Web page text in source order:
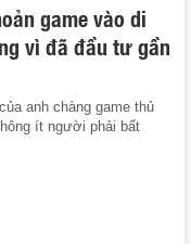
game vào di
vì đã đầu tư gần
anh chàng game thủ
ít người phải bất